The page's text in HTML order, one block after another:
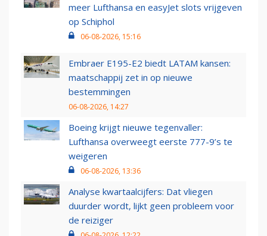
meer Lufthansa en easyJet slots vrijgeven
op Schiphol
06-08-2026, 15:16
Embraer E195-E2 biedt LATAM kansen:
maatschappij zet in op nieuwe
bestemmingen
06-08-2026, 14:27
Boeing krijgt nieuwe tegenvaller:
Lufthansa overweegt eerste 777-9’s te
weigeren
06-08-2026, 13:36
Analyse kwartaalcijfers: Dat vliegen
duurder wordt, lijkt geen probleem voor
de reiziger